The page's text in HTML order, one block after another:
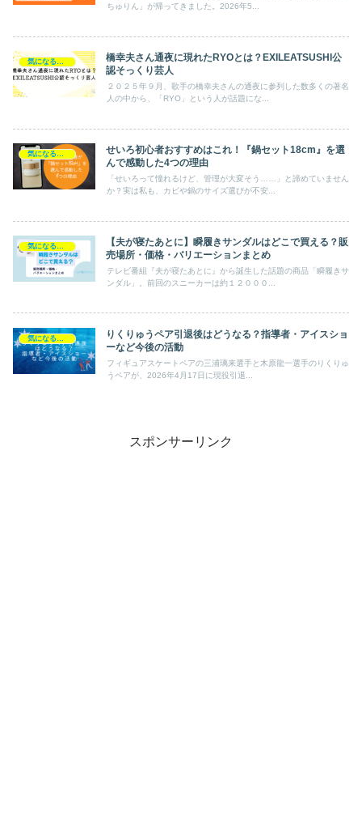
ちゅりん」が帰ってきました。2026年5...
気になるニュース
橋幸夫さん通夜に現れたRYOとは？EXILEATSUSHI公
認そっくり芸人
２０２５年９月、歌手の橋幸夫さんの通夜に参列した数多くの著名
人の中から、「RYO」という人が話題にな...
気になるニュース
せいろ初心者おすすめはこれ！『鍋セット18cm』を選
んで感動した4つの理由
「せいろって憧れるけど、管理が大変そう……」と諦めていません
か？実は私も、カビや鍋のサイズ選びが不安...
気になるニュース
【夫が寝たあとに】瞬履きサンダルはどこで買える？販
売場所・価格・バリエーションまとめ
テレビ番組『夫が寝たあとに』から誕生した話題の商品「瞬履きサ
ンダル」。前回のスニーカーは約１２０００...
気になるニュース
りくりゅうペア引退後はどうなる？指導者・アイスショ
ーなど今後の活動
フィギュアスケートペアの三浦璃来選手と木原龍一選手のりくりゅ
うペアが、2026年4月17日に現役引退...
スポンサーリンク